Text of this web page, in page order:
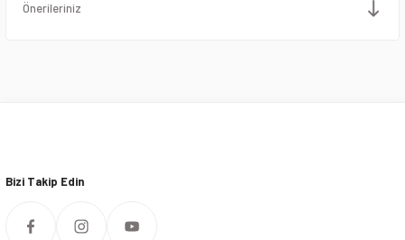
Önerileriniz
Bizi Takip Edin